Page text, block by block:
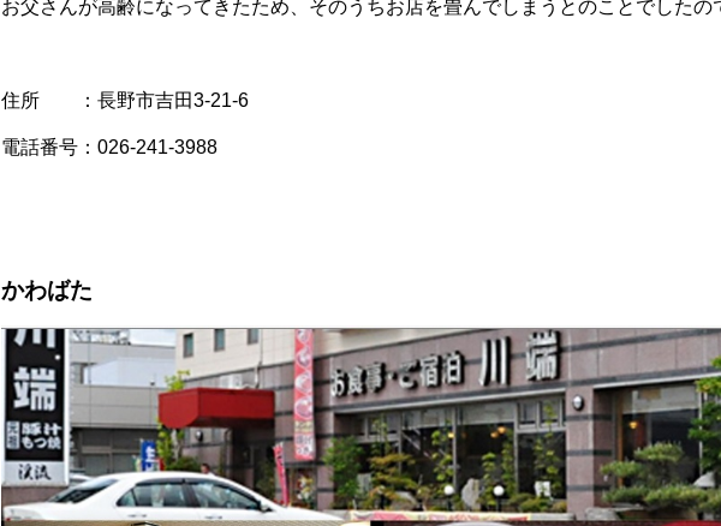
お父さんが高齢になってきたため、そのうちお店を畳んでしまうとのことでした
住所 ：長野市吉田3-21-6
電話番号：026-241-3988
かわばた